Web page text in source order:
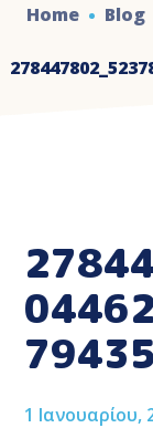
Home Blog
1 Ιανουαρίου,